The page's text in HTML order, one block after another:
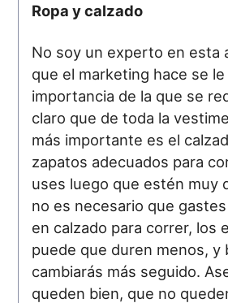
Ropa y calzado
No soy un experto en esta
que el marketing hace se le
importancia de la que se
claro que de toda la
más importante es el
zapatos adecuados para
uses luego que estén muy
no es necesario que
en calzado para correr, los
puede que duren menos, y
cambiarás más seguido.
queden bien, que no